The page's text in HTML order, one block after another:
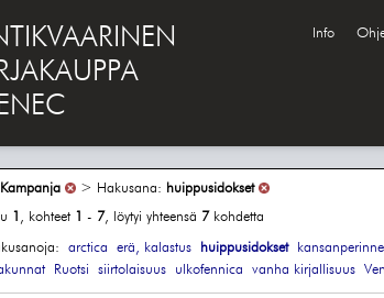
Info
Kampanja > Hakusana: huippusidokset
1 , kohteet 1 - 7, löytyi yhteensä 7 kohdetta
arctica erä, kalastus huippusidokset
Ruotsi siirtolaisuus ulkofennica vanha kirjallisuus